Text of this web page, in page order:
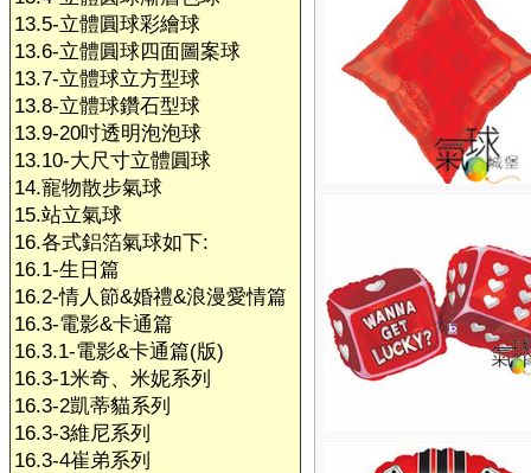
13.5-立體圓球彩繪球
13.6-立體圓球四面圖案球
13.7-立體球立方型球
13.8-立體球鑽石型球
13.9-20吋透明泡泡球
13.10-大尺寸立體圓球
14.寵物散步氣球
15.站立氣球
16.各式鋁箔氣球如下:
16.1-生日篇
16.2-情人節&婚禮&浪漫愛情篇
16.3-電影&卡通篇
16.3.1-電影&卡通篇(版)
16.3-1米奇、米妮系列
16.3-2凱蒂貓系列
16.3-3維尼系列
16.3-4崔弟系列